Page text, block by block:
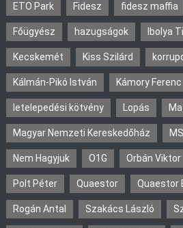
ETO Park Fidesz fidesz maffia
Főügyész hazugságok Ibolya
Kecskemét Kiss Szilárd
Kálmán-Pikó István Kámory Ferenc
letelepedési kötvény Lopás
Magyar Nemzeti Kereskedőház
Nem Hagyjuk O1G Orbán Viktor
Polt Péter Quaestor Quaestor
Rogán Antal Szakács László